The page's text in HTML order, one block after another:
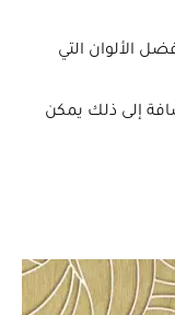
الألوان التي
إلى ذلك يمكن